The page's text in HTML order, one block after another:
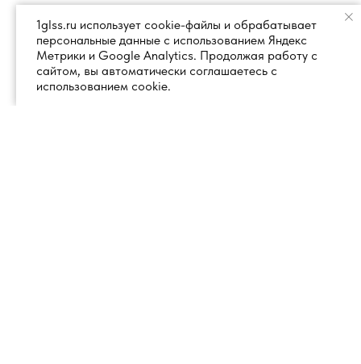
1glss.ru использует cookie-файлы и обрабатывает
персональные данные с использованием Яндекс
Метрики и Google Analytics. Продолжая работу с
сайтом, вы автоматически соглашаетесь с
использованием cookie.